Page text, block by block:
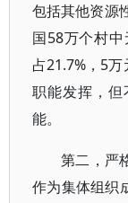
包括其他资源
国58万个村
占21.7%，5
职能发挥，
能。
第二，严
作为集体组织